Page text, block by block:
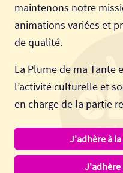
maintenons notre
animations variées et
de qualité.
La Plume de ma Tante
l’activité culturelle et
en charge de la partie
J'adhère à la
J'adhère